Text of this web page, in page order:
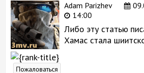
Adam Parizhev
14:00
Либо эту статью
Хамас стала
Пожаловаться